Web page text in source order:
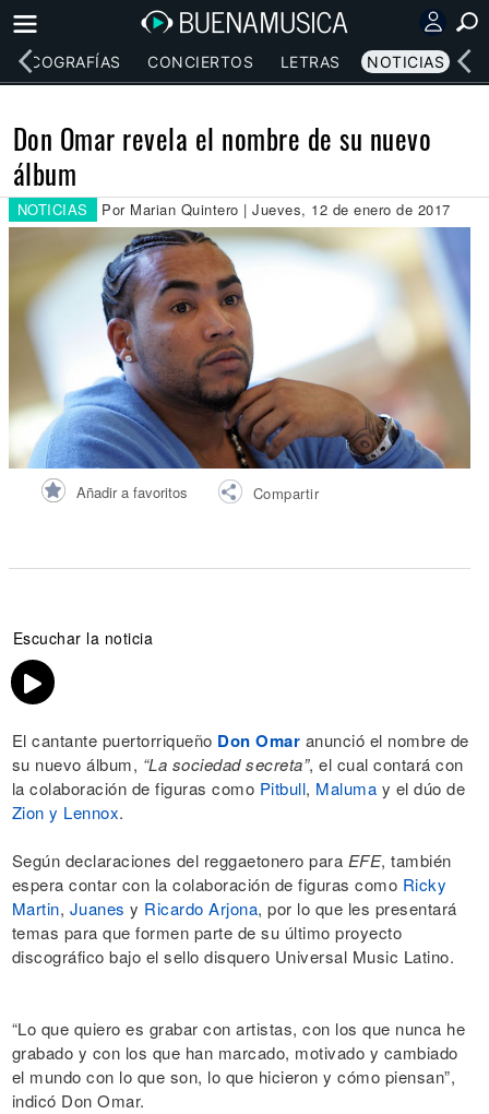
DISCOGRAFÍAS CONCIERTOS LETRAS NOTICIAS
Don Omar revela el nombre de su nuevo
álbum
NOTICIAS Por Marian Quintero | Jueves, 12 de enero de 2017
Añadir a favoritos Compartir
Escuchar la noticia
El cantante puertorriqueño Don Omar anunció el nombre de
su nuevo álbum, “La sociedad secreta”, el cual contará con
la colaboración de figuras como Pitbull, Maluma y el dúo de
Zion y Lennox.
Según declaraciones del reggaetonero para EFE, también
espera contar con la colaboración de figuras como Ricky
Martin, Juanes y Ricardo Arjona, por lo que les presentará
temas para que formen parte de su último proyecto
discográfico bajo el sello disquero Universal Music Latino.
“Lo que quiero es grabar con artistas, con los que nunca he
grabado y con los que han marcado, motivado y cambiado
el mundo con lo que son, lo que hicieron y cómo piensan”,
indicó Don Omar.